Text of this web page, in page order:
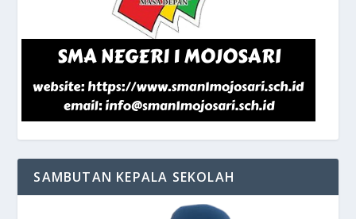
SAMBUTAN KEPALA SEKOLAH